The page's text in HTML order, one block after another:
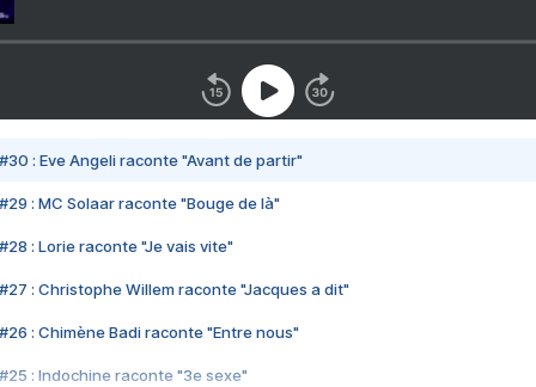
#30 : Eve Angeli raconte "Avant de partir"
#29 : MC Solaar raconte "Bouge de là"
#28 : Lorie raconte "Je vais vite"
#27 : Christophe Willem raconte "Jacques a dit"
#26 : Chimène Badi raconte "Entre nous"
#25 : Indochine raconte "3e sexe"